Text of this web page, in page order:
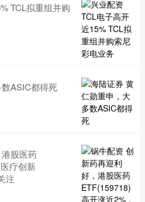
TCL拟重组并购
ASIC都得死
股医药
疗创新
注